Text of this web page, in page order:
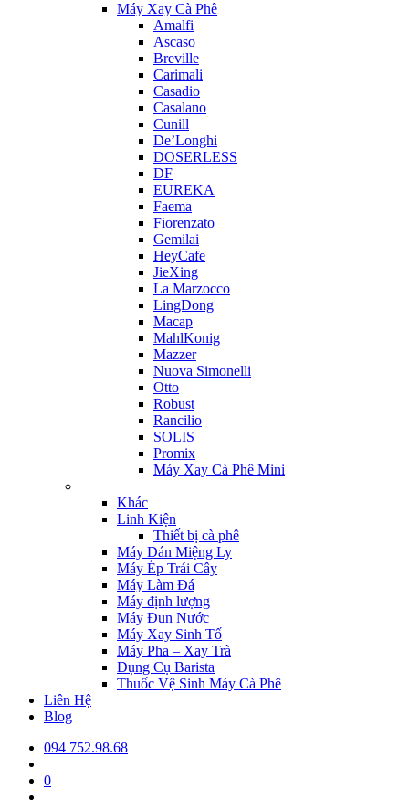
Máy Xay Cà Phê
Amalfi
Ascaso
Breville
Carimali
Casadio
Casalano
Cunill
De’Longhi
DOSERLESS
DF
EUREKA
Faema
Fiorenzato
Gemilai
HeyCafe
JieXing
La Marzocco
LingDong
Macap
MahlKonig
Mazzer
Nuova Simonelli
Otto
Robust
Rancilio
SOLIS
Promix
Máy Xay Cà Phê Mini
Khác
Linh Kiện
Thiết bị cà phê
Máy Dán Miệng Ly
Máy Ép Trái Cây
Máy Làm Đá
Máy định lượng
Máy Đun Nước
Máy Xay Sinh Tố
Máy Pha – Xay Trà
Dụng Cụ Barista
Thuốc Vệ Sinh Máy Cà Phê
Liên Hệ
Blog
094 752.98.68
0